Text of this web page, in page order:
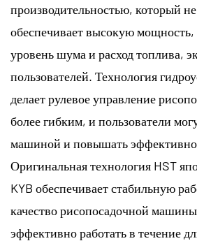
производительностью, который
обеспечивает высокую
уровень шума и расход топлива,
пользователей. Технология
делает рулевое управление
более гибким, и пользователи
машиной и повышать
Оригинальная технология HST
KYB обеспечивает стабильную
качество рисопосадочной
эффективно работать в течение